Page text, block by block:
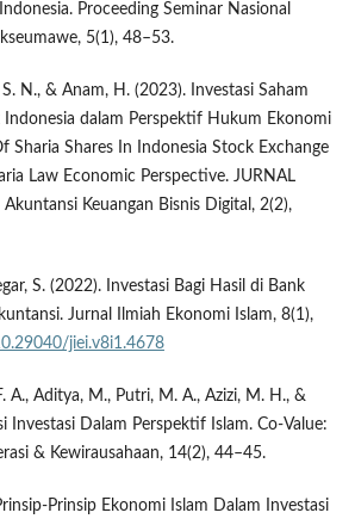
Proceeding Seminar Nasional
5(1), 48–53.
N., & Anam, H. (2023). Investasi Saham
Indonesia dalam Perspektif Hukum Ekonomi
Sharia Shares In Indonesia Stock Exchange
Law Economic Perspective. JURNAL
Keuangan Bisnis Digital, 2(2),
S. (2022). Investasi Bagi Hasil di Bank
Jurnal Ilmiah Ekonomi Islam, 8(1),
jiei.v8i1.4678
A., Aditya, M., Putri, M. A., Azizi, M. H., &
Investasi Dalam Perspektif Islam. Co-Value:
& Kewirausahaan, 14(2), 44–45.
Prinsip Ekonomi Islam Dalam Investasi